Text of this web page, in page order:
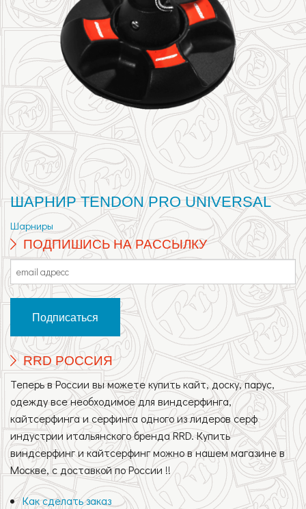
ШАРНИР TENDON PRO UNIVERSAL
Шарниры
ПОДПИШИСЬ НА РАССЫЛКУ
RRD РОССИЯ
Теперь в России вы можете купить кайт, доску, парус,
одежду все необходимое для виндсерфинга,
кайтсерфинга и серфинга одного из лидеров серф
индустрии итальянского бренда RRD. Купить
виндсерфинг и кайтсерфинг можно в нашем магазине в
Москве, с доставкой по России !!
Как сделать заказ